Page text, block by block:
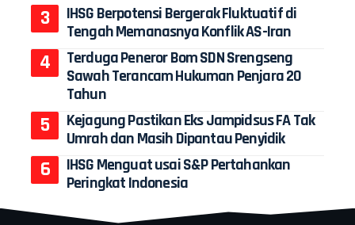
IHSG Berpotensi Bergerak Fluktuatif di
Tengah Memanasnya Konflik AS-Iran
Terduga Peneror Bom SDN Srengseng
Sawah Terancam Hukuman Penjara 20
Tahun
Kejagung Pastikan Eks Jampidsus FA Tak
Umrah dan Masih Dipantau Penyidik
IHSG Menguat usai S&P Pertahankan
Peringkat Indonesia